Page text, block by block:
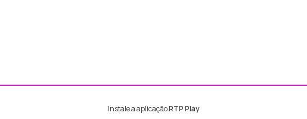
Instale a aplicaçãoRTP Play